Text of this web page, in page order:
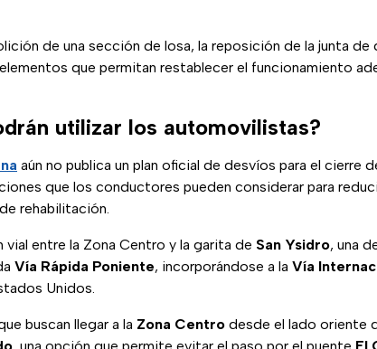
de una sección de losa, la reposición de la junta de
que permitan restablecer el funcionamiento
utilizar los automovilistas?
aún no publica un plan oficial de desvíos para el cierre
que los conductores pueden considerar para
rehabilitación.
entre la Zona Centro y la garita de San Ysidro, una
Vía Rápida Poniente, incorporándose a la Vía
Unidos.
buscan llegar a la Zona Centro desde el lado oriente